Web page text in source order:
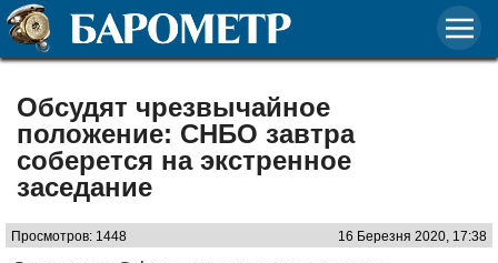
Обсудят чрезвычайное
положение: СНБО завтра
соберется на экстренное
заседание
Просмотров: 1448 16 Березня 2020, 17:38